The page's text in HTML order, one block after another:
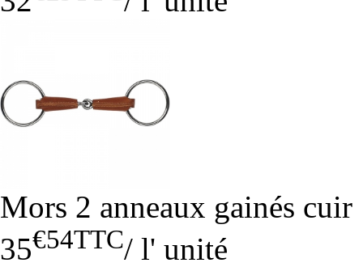
Mors 2 anneaux gainés cuir
35€54TTC/ l' unité